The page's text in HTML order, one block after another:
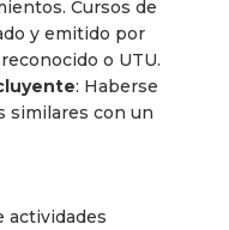
Cursos de
y emitido por
o UTU.
: Haberse
similares con un
actividades